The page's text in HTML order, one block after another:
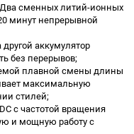
сменных литий-ионных
минут непрерывной
аккумулятор
без перерывов;
плавной смены длины
максимальную
стилей;
с частотой вращения
и мощную работу с